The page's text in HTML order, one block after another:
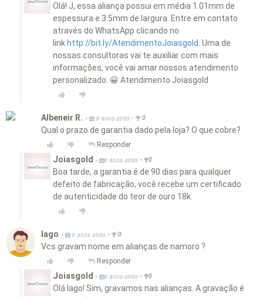
Olá! J, essa aliança possui em média 1.01mm de
espessura e 3.5mm de largura. Entre em contato
através do WhatsApp clicando no
link http://bit.ly/AtendimentoJoiasgold. Uma de
nossas consultoras vai te auxiliar com mais
informações, você vai amar nossos atendimento
personalizado. 😀 Atendimento Joiasgold
Albeneir R. • 9 anos atrás • 0
Qual o prazo de garantia dado pela loja? O que cobre?
Responder
Joiasgold • 9 anos atrás • 0
Boa tarde, a garantia é de 90 dias para qualquer
defeito de fabricação, você recebe um certificado
de autenticidade do teor de ouro 18k.
Iago • 9 anos atrás • 0
Vcs gravam nome em alianças de namoro ?
Responder
Joiasgold • 9 anos atrás • 0
Olá Iago! Sim, gravamos nas alianças. A gravação é